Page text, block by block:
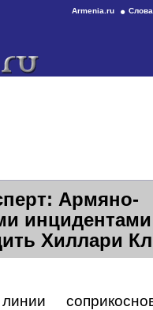
Armenia.ru
Армяно-
Хиллари